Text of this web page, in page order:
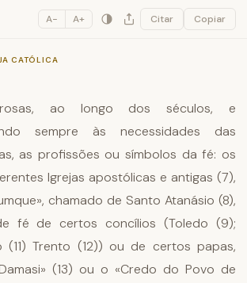
da Igreja Católica
A− A+ Citar Copiar
CATÓLICA
ao longo dos séculos, e
sempre às necessidades das
as profissões ou símbolos da fé: os
Igrejas apostólicas e antigas (7),
chamado de Santo Atanásio (8),
fé de certos concílios (Toledo (9);
(11) Trento (12)) ou de certos papas,
(13) ou o «Credo do Povo de